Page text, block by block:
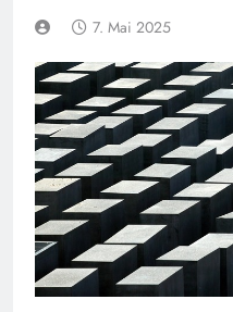
7. Mai 2025